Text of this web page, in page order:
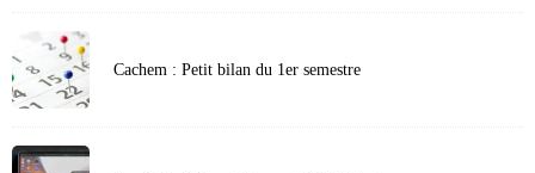
Cachem : Petit bilan du 1er semestre